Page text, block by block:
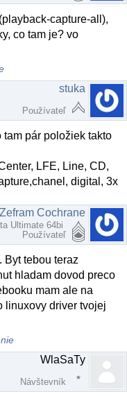
capture-all),
co tam je? vo
stuka
Používateľ
pár položiek takto
LFE, Line, CD,
digital, 3x
Zefram Cochrane
Ultimate 64bi
Používateľ
Byt tebou teraz
hladam dovod preco
mam ale na
linuxovy driver tvojej
WlaSaTy
Návštevník